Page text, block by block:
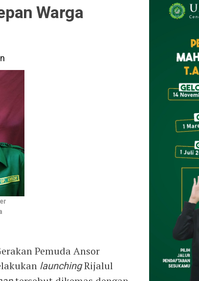
Warga
Pemuda Ansor
launchingRijalul